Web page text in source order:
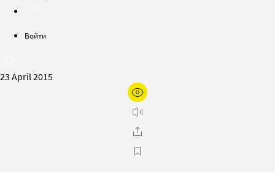
Войти
23 April 2015